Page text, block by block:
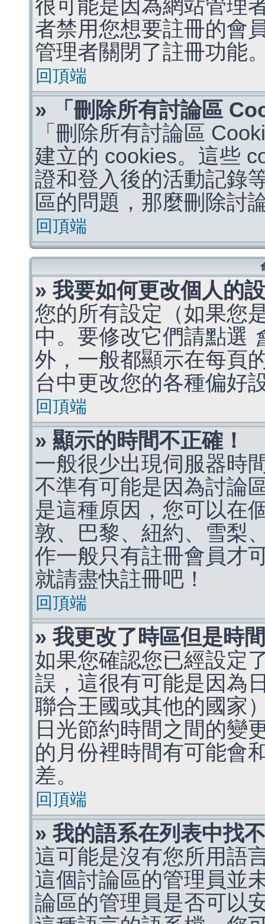
很可能是因為網站管理
者禁用您想要註冊的會
管理者關閉了註冊功能
回頂端
» 「刪除所有討論區
「刪除所有討論區
建立的 cookies。這些
證和登入後的活動記錄
區的問題，那麼刪除討
回頂端
» 我要如何更改個人的
您的所有設定（如果您
中。要修改它們請點選
外，一般都顯示在每頁
台中更改您的各種偏好
回頂端
» 顯示的時間不正確！
一般很少出現伺服器時
不準有可能是因為討論
是這種原因，您可以在
敦、巴黎、紐約、雪梨
作一般只有註冊會員才
就請盡快註冊吧！
回頂端
» 我更改了時區但是時
如果您確認您已經設定
誤，這很有可能是因為
聯合王國或其他的國家
日光節約時間之間的變
的月份裡時間有可能會
差。
回頂端
» 我的語系在列表中找
這可能是沒有您所用語
這個討論區的管理員並
論區的管理員是否可以